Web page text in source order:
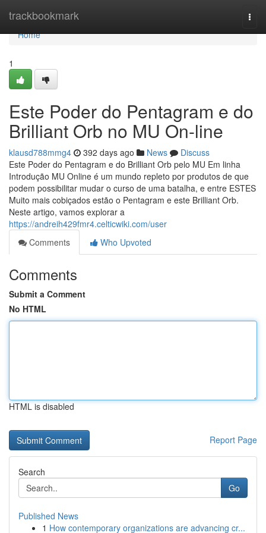
trackbookmark
Home
Home
1
Este Poder do Pentagram e do
Brilliant Orb no MU On-line
klausd788mmg4 392 days ago News
Discuss
Este Poder do Pentagram e do Brilliant Orb pelo MU Em linha
Introdução MU Online é um mundo repleto por produtos de que
podem possibilitar mudar o curso de uma batalha, e entre ESTES
Muito mais cobiçados estão o Pentagram e este Brilliant Orb.
Neste artigo, vamos explorar a
https://andreih429fmr4.celticwiki.com/user
Comments
Who Upvoted
Comments
Submit a Comment
No HTML
HTML is disabled
Report Page
Search
Go
Published News
1 How contemporary organizations are advancing cr...